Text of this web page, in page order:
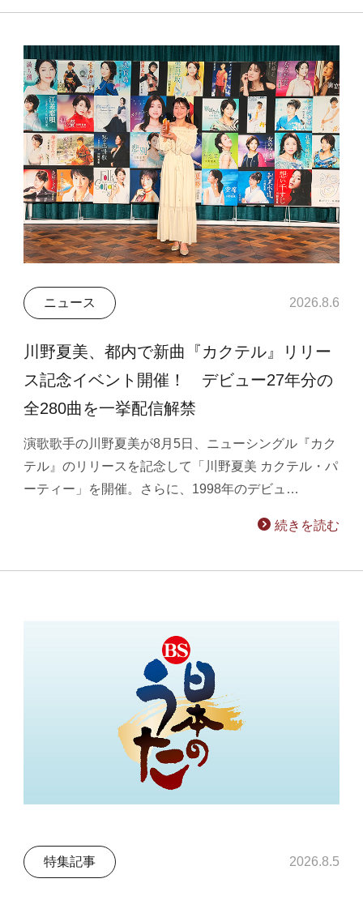
ニュース 2026.8.6
川野夏美、都内で新曲『カクテル』リリー
ス記念イベント開催！ デビュー27年分の
全280曲を一挙配信解禁
演歌歌手の川野夏美が8月5日、ニューシングル『カク
テル』のリリースを記念して「川野夏美 カクテル・パ
ーティー」を開催。さらに、1998年のデビュ…
続きを読む
特集記事 2026.8.5